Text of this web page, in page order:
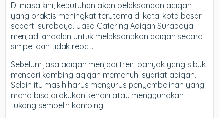
Di masa kini, kebutuhan akan pelaksanaan aqiqah
yang praktis meningkat terutama di kota-kota besar
seperti surabaya. Jasa Catering Aqiqah Surabaya
menjadi andalan untuk melaksanakan aqiqah secara
simpel dan tidak repot.
Sebelum jasa aqiqah menjadi tren, banyak yang sibuk
mencari kambing aqiqah memenuhi syariat aqiqah.
Selain itu masih harus mengurus penyembelihan yang
mana bisa dilakukan sendiri atau menggunakan
tukang sembelih kambing.